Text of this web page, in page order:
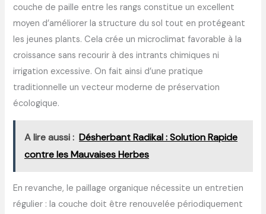
couche de paille entre les rangs constitue un excellent
moyen d’améliorer la structure du sol tout en protégeant
les jeunes plants. Cela crée un microclimat favorable à la
croissance sans recourir à des intrants chimiques ni
irrigation excessive. On fait ainsi d’une pratique
traditionnelle un vecteur moderne de préservation
écologique.
A lire aussi : Désherbant Radikal : Solution Rapide
contre les Mauvaises Herbes
En revanche, le paillage organique nécessite un entretien
régulier : la couche doit être renouvelée périodiquement